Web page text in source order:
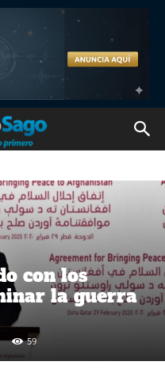
con los
la guerra
59